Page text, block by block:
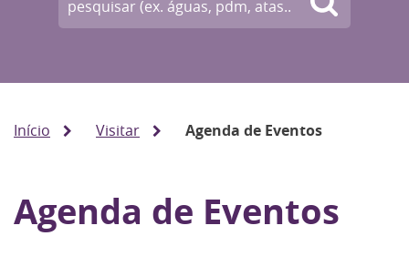
Início Visitar Agenda de Eventos
Agenda de Eventos